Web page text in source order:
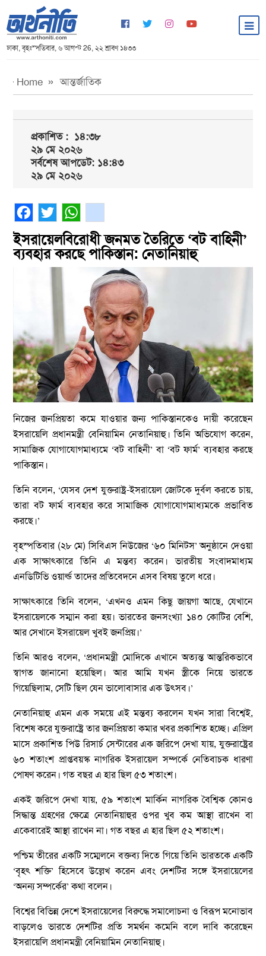
ঢাকা, বৃহঃস্পতিবার, ৬ আগস্ট 26, ২২ শ্রাবণ ১৪৩৩
Home আন্তর্জাতিক
প্রকাশিত :১৪:৩৮
২৯ মে ২০২৬
সর্বশেষ আপডেট: ১৪:৪৩
২৯ মে ২০২৬
ইসরায়েলবিরোধী জনমত তৈরিতে ‘বট বাহিনী’
ব্যবহার করছে পাকিস্তান: নেতানিয়াহু
নিজের জনপ্রিয়তা কমে যাওয়ার জন্য পাকিস্তানকেও দায়ী করেছেন
ইসরায়েলি প্রধানমন্ত্রী বেনিয়ামিন নেতানিয়াহু। তিনি অভিযোগ করেন,
সামাজিক যোগাযোগমাধ্যমে ‘বট বাহিনী’ বা ‘বট ফার্ম’ ব্যবহার করছে
পাকিস্তান।
তিনি বলেন, ‘যেসব দেশ যুক্তরাষ্ট্র-ইসরায়েল জোটকে দুর্বল করতে চায়,
তারা বট ফার্ম ব্যবহার করে সামাজিক যোগাযোগমাধ্যমকে প্রভাবিত
করছে।’
বৃহস্পতিবার (২৮ মে) সিবিএস নিউজের ‘৬০ মিনিটস’ অনুষ্ঠানে দেওয়া
এক সাক্ষাৎকারে তিনি এ মন্তব্য করেন। ভারতীয় সংবাদমাধ্যম
এনডিটিভি ওয়ার্ল্ড তাদের প্রতিবেদনে এসব বিষয় তুলে ধরে।
সাক্ষাৎকারে তিনি বলেন, ‘এখনও এমন কিছু জায়গা আছে, যেখানে
ইসরায়েলকে সম্মান করা হয়। ভারতের জনসংখ্যা ১৪০ কোটির বেশি,
আর সেখানে ইসরায়েল খুবই জনপ্রিয়।’
তিনি আরও বলেন, ‘প্রধানমন্ত্রী মোদিকে এখানে অত্যন্ত আন্তরিকভাবে
স্বাগত জানানো হয়েছিল। আর আমি যখন স্ত্রীকে নিয়ে ভারতে
গিয়েছিলাম, সেটি ছিল যেন ভালোবাসার এক উৎসব।’
নেতানিয়াহু এমন এক সময়ে এই মন্তব্য করলেন যখন সারা বিশ্বেই,
বিশেষ করে যুক্তরাষ্ট্রে তার জনপ্রিয়তা কমার খবর প্রকাশিত হচ্ছে। এপ্রিল
মাসে প্রকাশিত পিউ রিসার্চ সেন্টারের এক জরিপে দেখা যায়, যুক্তরাষ্ট্রের
৬০ শতাংশ প্রাপ্তবয়স্ক নাগরিক ইসরায়েল সম্পর্কে নেতিবাচক ধারণা
পোষণ করেন। গত বছর এ হার ছিল ৫৩ শতাংশ।
একই জরিপে দেখা যায়, ৫৯ শতাংশ মার্কিন নাগরিক বৈশ্বিক কোনও
সিদ্ধান্ত গ্রহণের ক্ষেত্রে নেতানিয়াহুর ওপর খুব কম আস্থা রাখেন বা
একেবারেই আস্থা রাখেন না। গত বছর এ হার ছিল ৫২ শতাংশ।
পশ্চিম তীরের একটি সম্মেলনে বক্তব্য দিতে গিয়ে তিনি ভারতকে একটি
‘বৃহৎ শক্তি’ হিসেবে উল্লেখ করেন এবং দেশটির সঙ্গে ইসরায়েলের
‘অনন্য সম্পর্কের’ কথা বলেন।
বিশ্বের বিভিন্ন দেশে ইসরায়েলের বিরুদ্ধে সমালোচনা ও বিরূপ মনোভাব
বাড়লেও ভারতে দেশটির প্রতি সমর্থন কমেনি বলে দাবি করেছেন
ইসরায়েলি প্রধানমন্ত্রী বেনিয়ামিন নেতানিয়াহু।